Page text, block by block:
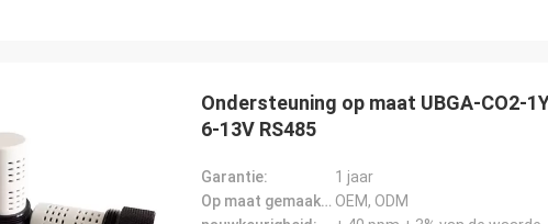
Ondersteuning op maat UBGA-CO2-
6-13V RS485
Garantie:
1 jaar
Op maat gemaakte ondersteuning: OEM, ODM